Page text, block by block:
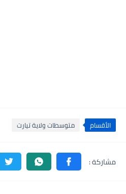
الأقسام متوسطات ولاية تيارت